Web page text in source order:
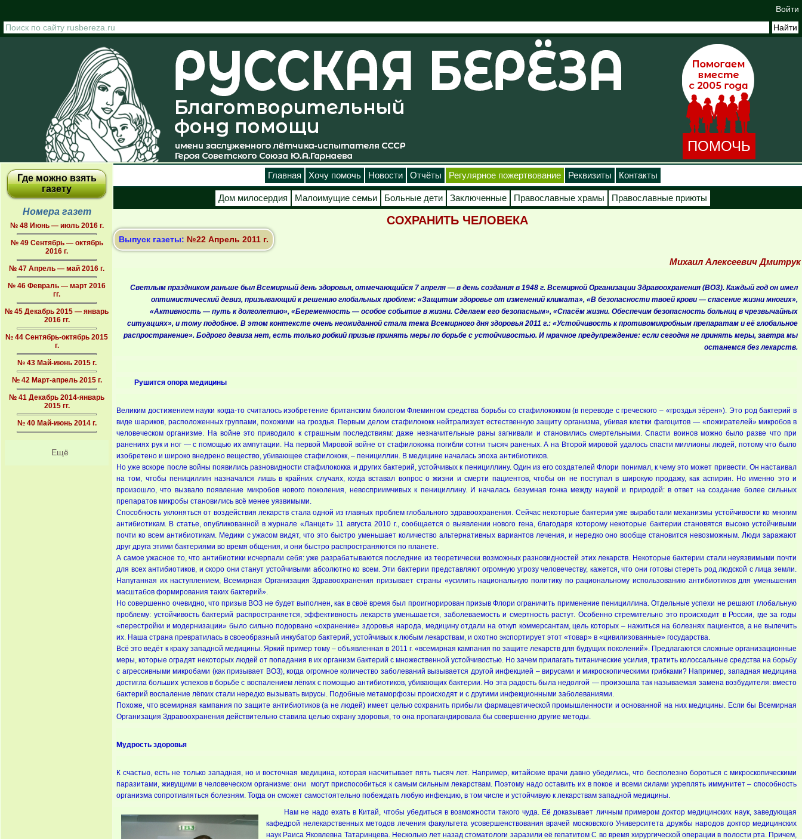
Войти
ПОМОЧЬ
Где можно взять
газету
Номера газет
№ 48 Июнь — июль 2016 г.
№ 49 Сентябрь — октябрь
2016 г.
№ 47 Апрель — май 2016 г.
№ 46 Февраль — март 2016
гг.
№ 45 Декабрь 2015 — январь
2016 гг.
№ 44 Сентябрь-октябрь 2015
г.
№ 43 Май-июнь 2015 г.
№ 42 Март-апрель 2015 г.
№ 41 Декабрь 2014-январь
2015 гг.
№ 40 Май-июнь 2014 г.
Ещё
Главная Хочу помочь Новости Отчёты Регулярное пожертвование Реквизиты Контакты
Дом милосердия Малоимущие семьи Больные дети Заключенные Православные храмы Православные приюты
СОХРАНИТЬ ЧЕЛОВЕКА
Выпуск газеты: №22 Апрель 2011 г.
Михаил Алексеевич Дмитрук
Светлым праздником раньше был Всемирный день здоровья, отмечающийся 7 апреля — в день создания в 1948 г. Всемирной Организации Здравоохранения (ВОЗ). Каждый год он имел
оптимистический девиз, призывающий к решению глобальных проблем: «Защитим здоровье от изменений климата», «В безопасности твоей крови — спасение жизни многих»,
«Активность — путь к долголетию», «Беременность — особое событие в жизни. Сделаем его безопасным», «Спасём жизни. Обеспечим безопасность больниц в чрезвычайных
ситуациях», и тому подобное. В этом контексте очень неожиданной стала тема Всемирного дня здоровья 2011 г.: «Устойчивость к противомикробным препаратам и её глобальное
распространение». Бодрого девиза нет, есть только робкий призыв принять меры по борьбе с устойчивостью. И мрачное предупреждение: если сегодня не принять меры, завтра мы
останемся без лекарств.
Рушится опора медицины
Великим достижением науки когда-то считалось изобретение британским биологом Флемингом средства борьбы со стафилококком (в переводе с греческого – «гроздья зёрен»). Это род бактерий в
виде шариков, расположенных группами, похожими на гроздья. Первым делом стафилококк нейтрализует естественную защиту организма, убивая клетки фагоцитов — «пожирателей» микробов в
человеческом организме. На войне это приводило к страшным последствиям: даже незначительные раны загнивали и становились смертельными. Спасти воинов можно было разве что при
ранениях рук и ног — с помощью их ампутации. На первой Мировой войне от стафилококка погибли сотни тысяч раненых. А на Второй мировой удалось спасти миллионы людей, потому что было
изобретено и широко внедрено вещество, убивающее стафилококк, – пенициллин. В медицине началась эпоха антибиотиков.
Но уже вскоре после войны появились разновидности стафилококка и других бактерий, устойчивых к пенициллину. Один из его создателей Флори понимал, к чему это может привести. Он настаивал
на том, чтобы пенициллин назначался лишь в крайних случаях, когда вставал вопрос о жизни и смерти пациентов, чтобы он не поступал в широкую продажу, как аспирин. Но именно это и
произошло, что вызвало появление микробов нового поколения, невосприимчивых к пенициллину. И началась безумная гонка между наукой и природой: в ответ на создание более сильных
препаратов микробы становились всё менее уязвимыми.
Способность уклоняться от воздействия лекарств стала одной из главных проблем глобального здравоохранения. Сейчас некоторые бактерии уже выработали механизмы устойчивости ко многим
антибиотикам. В статье, опубликованной в журнале «Ланцет» 11 августа 2010 г., сообщается о выявлении нового гена, благодаря которому некоторые бактерии становятся высоко устойчивыми
почти ко всем антибиотикам. Медики с ужасом видят, что это быстро уменьшает количество альтернативных вариантов лечения, и нередко оно вообще становится невозможным. Люди заражают
друг друга этими бактериями во время общения, и они быстро распространяются по планете.
А самое ужасное то, что антибиотики исчерпали себя: уже разрабатываются последние из теоретически возможных разновидностей этих лекарств. Некоторые бактерии стали неуязвимыми почти
для всех антибиотиков, и скоро они станут устойчивыми абсолютно ко всем. Эти бактерии представляют огромную угрозу человечеству, кажется, что они готовы стереть род людской с лица земли.
Напуганная их наступлением, Всемирная Организация Здравоохранения призывает страны «усилить национальную политику по рациональному использованию антибиотиков для уменьшения
масштабов формирования таких бактерий».
Но совершенно очевидно, что призыв ВОЗ не будет выполнен, как в своё время был проигнорирован призыв Флори ограничить применение пенициллина. Отдельные успехи не решают глобальную
проблему: устойчивость бактерий распространяется, эффективность лекарств уменьшается, заболеваемость и смертность растут. Особенно стремительно это происходит в России, где за годы
«перестройки и модернизации» было сильно подорвано «охранение» здоровья народа, медицину отдали на откуп коммерсантам, цель которых – нажиться на болезнях пациентов, а не вылечить
их. Наша страна превратилась в своеобразный инкубатор бактерий, устойчивых к любым лекарствам, и охотно экспортирует этот «товар» в «цивилизованные» государства.
Всё это ведёт к краху западной медицины. Яркий пример тому – объявленная в 2011 г. «всемирная кампания по защите лекарств для будущих поколений». Предлагаются сложные организационные
меры, которые оградят некоторых людей от попадания в их организм бактерий с множественной устойчивостью. Но зачем прилагать титанические усилия, тратить колоссальные средства на борьбу
с агрессивными микробами (как призывает ВОЗ), когда огромное количество заболеваний вызывается другой инфекцией – вирусами и микроскопическими грибками? Например, западная медицина
достигла больших успехов в борьбе с воспалением лёгких с помощью антибиотиков, убивающих бактерии. Но эта радость была недолгой — произошла так называемая замена возбудителя: вместо
бактерий воспаление лёгких стали нередко вызывать вирусы. Подобные метаморфозы происходят и с другими инфекционными заболеваниями.
Похоже, что всемирная кампания по защите антибиотиков (а не людей) имеет целью сохранить прибыли фармацевтической промышленности и основанной на них медицины. Если бы Всемирная
Организация Здравоохранения действительно ставила целью охрану здоровья, то она пропагандировала бы совершенно другие методы.
Мудрость здоровья
К счастью, есть не только западная, но и восточная медицина, которая насчитывает пять тысяч лет. Например, китайские врачи давно убедились, что бесполезно бороться с микроскопическими
паразитами, живущими в человеческом организме: они могут приспособиться к самым сильным лекарствам. Поэтому надо оставить их в покое и всеми силами укреплять иммунитет – способность
организма сопротивляться болезням. Тогда он сможет самостоятельно побеждать любую инфекцию, в том числе и устойчивую к лекарствам западной медицины.
Нам не надо ехать в Китай, чтобы убедиться в возможности такого чуда. Её доказывает личным примером доктор медицинских наук, заведующая
кафедрой нелекарственных методов лечения факультета усовершенствования врачей московского Университета дружбы народов доктор медицинских
наук Раиса Яковлевна Татаринцева. Несколько лет назад стоматологи заразили её гепатитом С во время хирургической операции в полости рта. Причем,